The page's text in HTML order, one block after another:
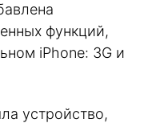
функций,
iPhone: 3G и
устройство,